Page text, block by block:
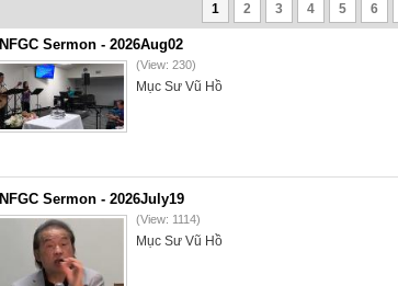
1 2 3 4 5 6
Sermon - 2026Aug02
(View: 230)
Mục Sư Vũ Hồ
Sermon - 2026July19
(View: 1114)
Mục Sư Vũ Hồ